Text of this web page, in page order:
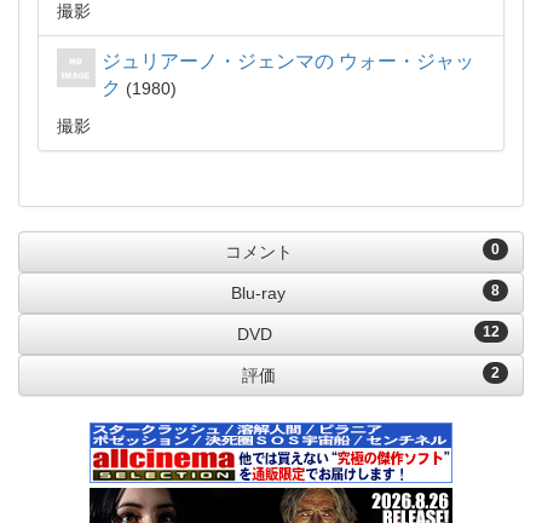
撮影
ジュリアーノ・ジェンマの ウォー・ジャッ
ク
1980
撮影
0
コメント
8
Blu-ray
12
DVD
2
評価